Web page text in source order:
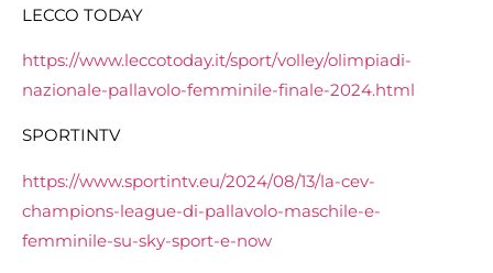
LECCO TODAY
https://www.leccotoday.it/sport/volley/olimpiadi-
nazionale-pallavolo-femminile-finale-2024.html
SPORTINTV
https://www.sportintv.eu/2024/08/13/la-cev-
champions-league-di-pallavolo-maschile-e-
femminile-su-sky-sport-e-now